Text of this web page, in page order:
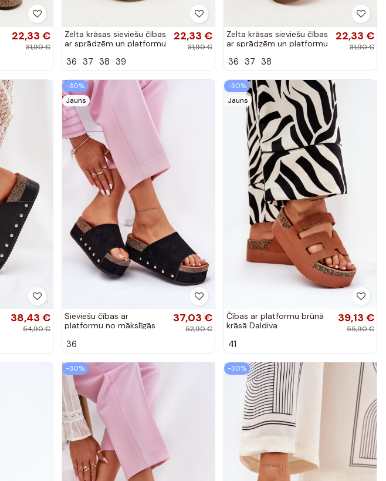
22,33 €
31,90 €
Zelta krāsas sieviešu čības
ar sprādzēm un platformu
22,33 €
31,90 €
36 37 38 39
Zelta krāsas sieviešu čības
ar sprādzēm un platformu
22,33 €
31,90 €
36 37 38
38,43 €
54,90 €
-30%
Jauns
Sieviešu čības ar
platformu no mākslīgās
Vinnibe
37,03 €
52,90 €
36
-30%
Jauns
Čības ar platformu brūnā
krāsā Daldiva
39,13 €
55,90 €
41
-30% -30%